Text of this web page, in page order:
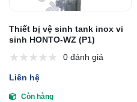
Thiết bị vệ sinh tank inox vi
sinh HONTO-WZ (P1)
0 đánh giá
Liên hệ
Còn hàng